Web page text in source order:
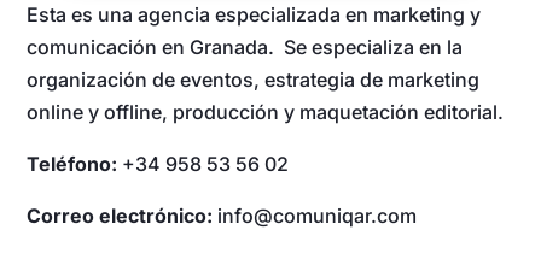
Esta es una agencia especializada en marketing y
comunicación en Granada. Se especializa en la
organización de eventos, estrategia de marketing
online y offline, producción y maquetación editorial.
Teléfono: +34 958 53 56 02
Correo electrónico: info@comuniqar.com